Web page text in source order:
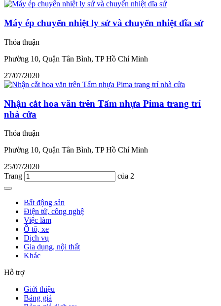
Máy ép chuyển nhiệt ly sứ và chuyển nhiệt dĩa sứ
Thỏa thuận
Phường 10, Quận Tân Bình, TP Hồ Chí Minh
27/07/2020
Nhận cắt hoa văn trên Tấm nhựa Pima trang trí
nhà cửa
Thỏa thuận
Phường 10, Quận Tân Bình, TP Hồ Chí Minh
25/07/2020
Trang
của 2
Bất động sản
Điện tử, công nghệ
Việc làm
Ô tô, xe
Dịch vụ
Gia dụng, nội thất
Khác
Hỗ trợ
Giới thiệu
Bảng giá